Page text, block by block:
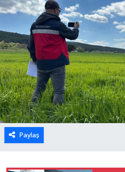
Paylaş
Eğitim
Ekonomi
Emet
Foto Galeri
Gediz
Genel